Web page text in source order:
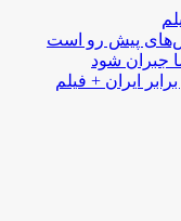
پیش رو است
جبران شود
ایران + فیلم